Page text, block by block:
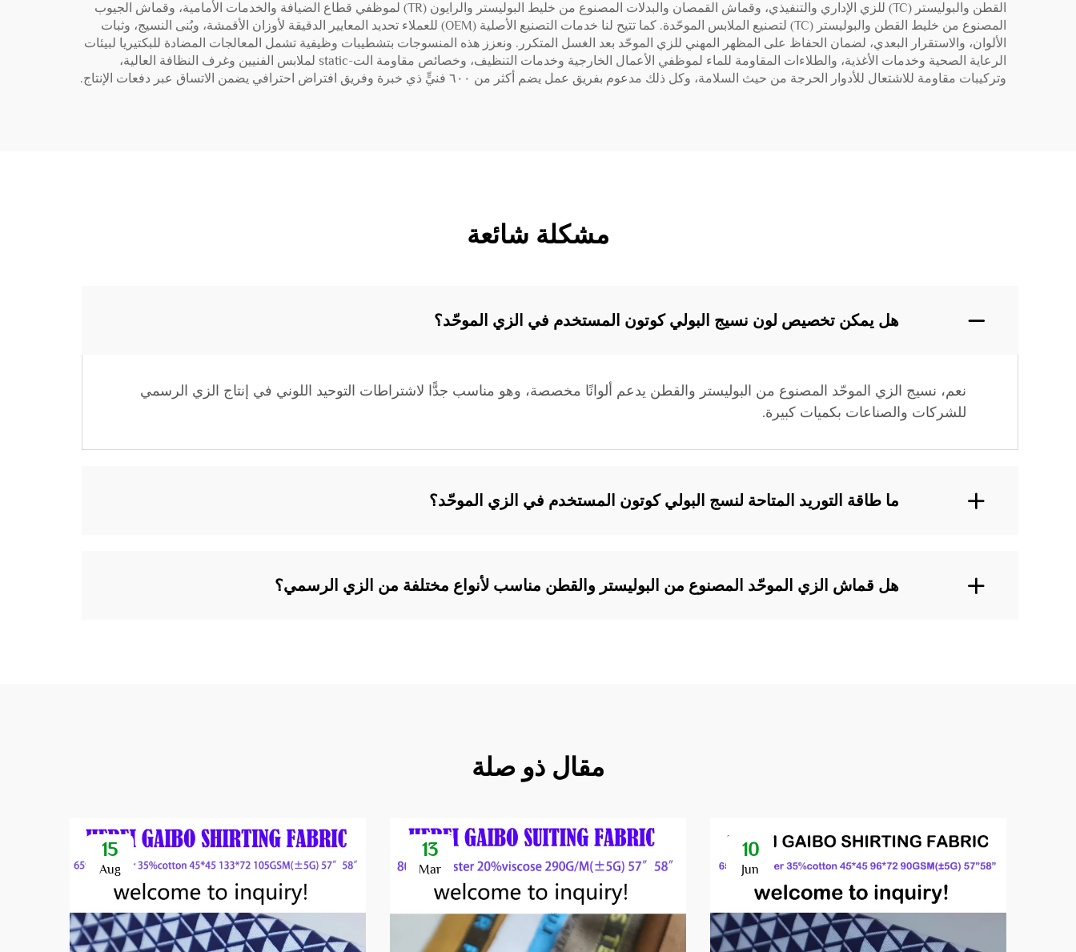
القطن والبوليستر (TC) للزي الإداري والتنفيذي، وقماش القمصان والبدلات المصنوع من خليط البوليستر والرايون (TR) لموظفي قطاع الضيافة والخدمات الأمامية، وقماش الجيوب
المصنوع من خليط القطن والبوليستر (TC) لتصنيع الملابس الموحّدة. كما تتيح لنا خدمات التصنيع الأصلية (OEM) للعملاء تحديد المعايير الدقيقة لأوزان الأقمشة، وبُنى النسيج، وثبات
الألوان، والاستقرار البعدي، لضمان الحفاظ على المظهر المهني للزي الموحّد بعد الغسل المتكرر. ونعزز هذه المنسوجات بتشطيبات وظيفية تشمل المعالجات المضادة للبكتيريا لبيئات
الرعاية الصحية وخدمات الأغذية، والطلاءات المقاومة للماء لموظفي الأعمال الخارجية وخدمات التنظيف، وخصائص مقاومة الت-static لملابس الفنيين وغرف النظافة العالية،
وتركيبات مقاومة للاشتعال للأدوار الحرجة من حيث السلامة، وكل ذلك مدعوم بفريق عمل يضم أكثر من ٦٠٠ فنيٍّ ذي خبرة وفريق افتراض احترافي يضمن الاتساق عبر دفعات الإنتاج.
مشكلة شائعة
هل يمكن تخصيص لون نسيج البولي كوتون المستخدم في الزي الموحّد؟
نعم، نسيج الزي الموحّد المصنوع من البوليستر والقطن يدعم ألوانًا مخصصة، وهو مناسب جدًّا لاشتراطات التوحيد اللوني في إنتاج الزي الرسمي
للشركات والصناعات بكميات كبيرة.
ما طاقة التوريد المتاحة لنسج البولي كوتون المستخدم في الزي الموحّد؟
هل قماش الزي الموحّد المصنوع من البوليستر والقطن مناسب لأنواع مختلفة من الزي الرسمي؟
مقال ذو صلة
10
Jun
13
Mar
15
Aug